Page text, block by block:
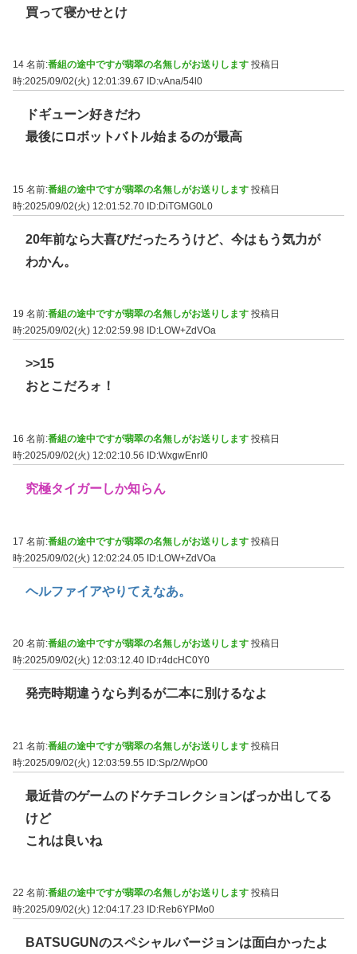
買って寝かせとけ
14 名前:番組の途中ですが翡翠の名無しがお送りします 投稿日
時:2025/09/02(火) 12:01:39.67
ID:vAna/54l0
ドギューン好きだわ
最後にロボットバトル始まるのが最高
15 名前:番組の途中ですが翡翠の名無しがお送りします 投稿日
時:2025/09/02(火) 12:01:52.70 ID:DiTGMG0L0
20年前なら大喜びだったろうけど、今はもう気力が
わかん。
19 名前:番組の途中ですが翡翠の名無しがお送りします 投稿日
時:2025/09/02(火) 12:02:59.98 ID:LOW+ZdVOa
>>15
おとこだろォ！
16 名前:番組の途中ですが翡翠の名無しがお送りします 投稿日
時:2025/09/02(火) 12:02:10.56
ID:WxgwEnrI0
究極タイガーしか知らん
17 名前:番組の途中ですが翡翠の名無しがお送りします 投稿日
時:2025/09/02(火) 12:02:24.05 ID:LOW+ZdVOa
ヘルファイアやりてえなあ。
20 名前:番組の途中ですが翡翠の名無しがお送りします 投稿日
時:2025/09/02(火) 12:03:12.40 ID:r4dcHC0Y0
発売時期違うなら判るが二本に別けるなよ
21 名前:番組の途中ですが翡翠の名無しがお送りします 投稿日
時:2025/09/02(火) 12:03:59.55 ID:Sp/2/WpO0
最近昔のゲームのドケチコレクションばっか出してる
けど
これは良いね
22 名前:番組の途中ですが翡翠の名無しがお送りします 投稿日
時:2025/09/02(火) 12:04:17.23
ID:Reb6YPMo0
BATSUGUNのスペシャルバージョンは面白かったよ